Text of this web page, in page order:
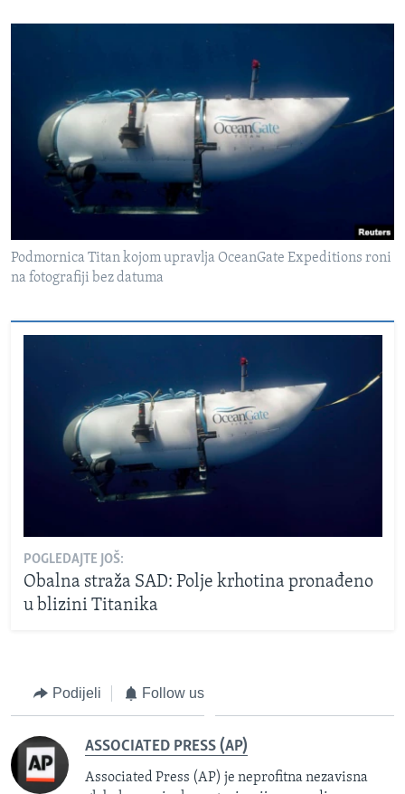
Podmornica Titan kojom upravlja OceanGate Expeditions roni
na fotografiji bez datuma
POGLEDAJTE JOŠ:
Obalna straža SAD: Polje krhotina pronađeno
u blizini Titanika
Podijeli Follow us
ASSOCIATED PRESS (AP)
Associated Press (AP) je neprofitna nezavisna